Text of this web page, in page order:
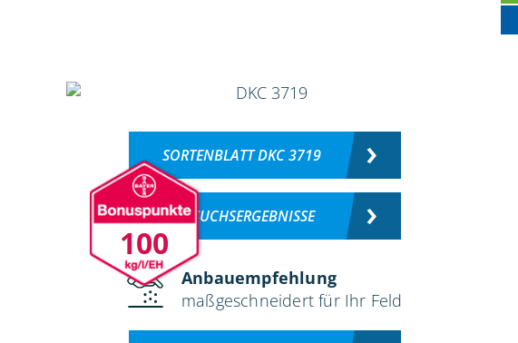
100
SORTENBLATT DKC 3719
VERSUCHSERGEBNISSE
Anbauempfehlung
maßgeschneidert für Ihr Feld